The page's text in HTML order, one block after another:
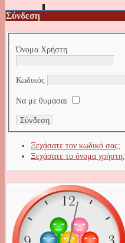
Σύνδεση
Όνομα Χρήστη
Κωδικός
Να με θυμάσαι
Ξεχάσατε τον κωδικό σας;
Ξεχάσατε το όνομα χρήστη;